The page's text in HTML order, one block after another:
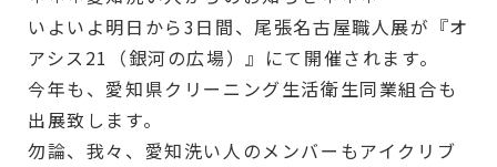
いよいよ明日から3日間、尾張名古屋職人展が『オ
アシス21（銀河の広場）』にて開催されます。
今年も、愛知県クリーニング生活衛生同業組合も
出展致します。
勿論、我々、愛知洗い人のメンバーもアイクリブ